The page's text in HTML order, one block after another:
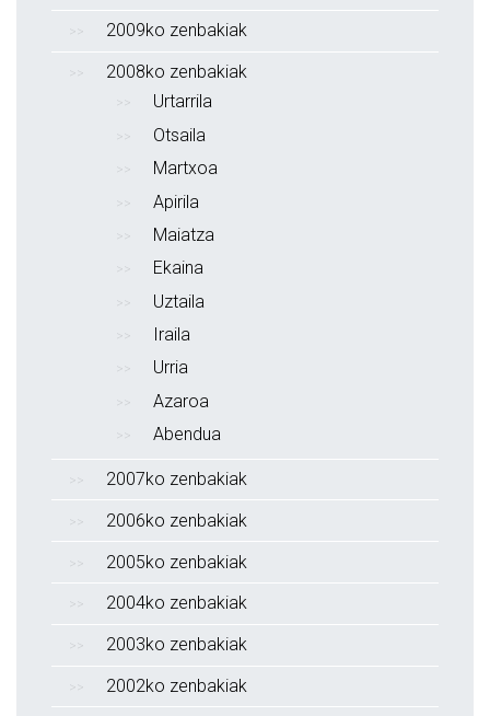
2009ko zenbakiak
2008ko zenbakiak
Urtarrila
Otsaila
Martxoa
Apirila
Maiatza
Ekaina
Uztaila
Iraila
Urria
Azaroa
Abendua
2007ko zenbakiak
2006ko zenbakiak
2005ko zenbakiak
2004ko zenbakiak
2003ko zenbakiak
2002ko zenbakiak